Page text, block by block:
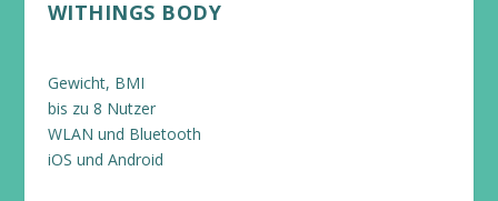
WITHINGS BODY
Gewicht, BMI
bis zu 8 Nutzer
WLAN und Bluetooth
iOS und Android